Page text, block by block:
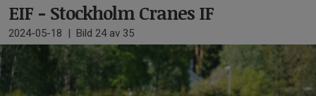
EIF - Stockholm Cranes IF
2024-05-18 | Bild 24av 35